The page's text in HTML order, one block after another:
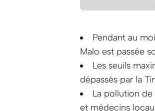
Pendant au
Malo est passée
Les seuils
dépassés par la
La pollution de
et médecins